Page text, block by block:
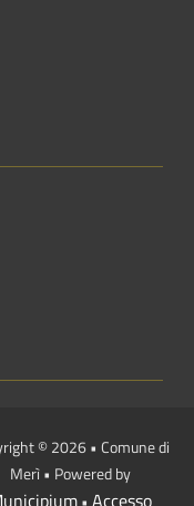
© 2026 • Comune di
Merì • Powered by
• Accesso